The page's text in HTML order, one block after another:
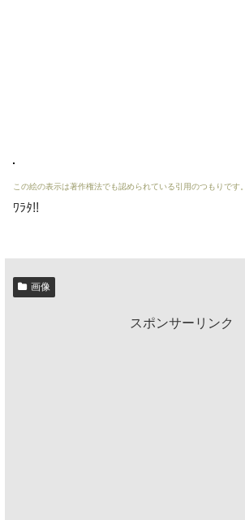
この絵の表示は著作権法でも認められている引用のつもりです。
ﾜﾗﾀ!!
画像
スポンサーリンク